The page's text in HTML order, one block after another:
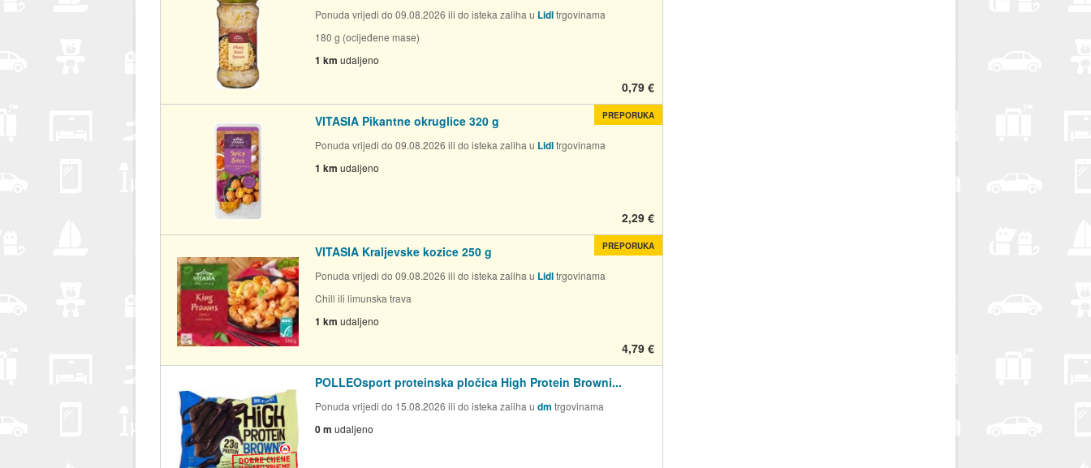
Ponuda vrijedi do 09.08.2026 ili do isteka zaliha u Lidltrgovinama
180 g (ocijeđene mase)
1 km udaljeno
0,79 €
VITASIA Pikantne okruglice 320 g
Ponuda vrijedi do 09.08.2026 ili do isteka zaliha u Lidltrgovinama
1 km udaljeno
2,29 €
PREPORUKA
VITASIA Kraljevske kozice 250 g
Ponuda vrijedi do 09.08.2026 ili do isteka zaliha u Lidltrgovinama
Chill ili limunska trava
1 km udaljeno
4,79 €
PREPORUKA
POLLEOsport proteinska pločica High Protein Browni...
Ponuda vrijedi do 15.08.2026 ili do isteka zaliha u dm trgovinama
0 m udaljeno